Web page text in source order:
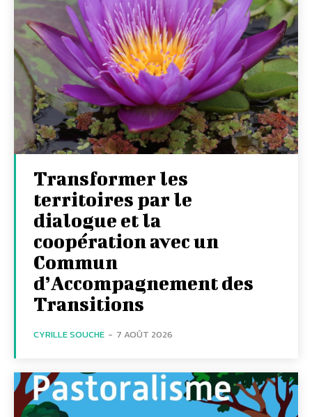
Transformer les
territoires par le
dialogue et la
coopération avec un
Commun
d’Accompagnement des
Transitions
CYRILLE SOUCHE - 7 AOÛT 2026